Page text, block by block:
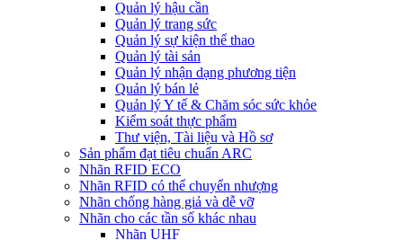
Quản lý hậu cần
Quản lý trang sức
Quản lý sự kiện thể thao
Quản lý tài sản
Quản lý nhận dạng phương tiện
Quản lý bán lẻ
Quản lý Y tế & Chăm sóc sức khỏe
Kiểm soát thực phẩm
Thư viện, Tài liệu và Hồ sơ
Sản phẩm đạt tiêu chuẩn ARC
Nhãn RFID ECO
Nhãn RFID có thể chuyển nhượng
Nhãn chống hàng giả và dễ vỡ
Nhãn cho các tần số khác nhau
Nhãn UHF